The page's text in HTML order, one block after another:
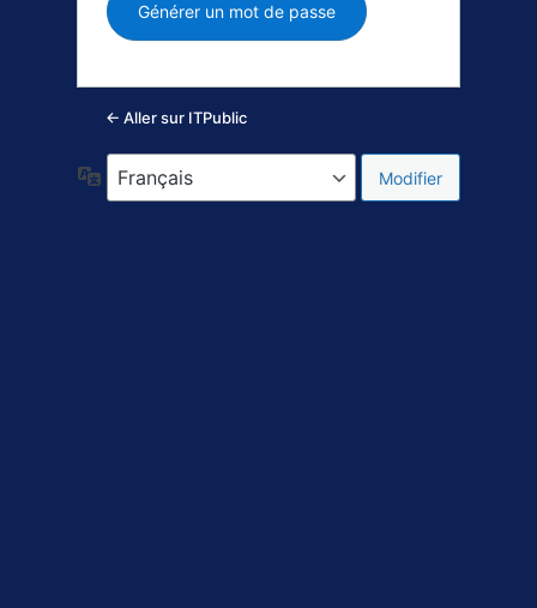
← Aller sur ITPublic
Langue